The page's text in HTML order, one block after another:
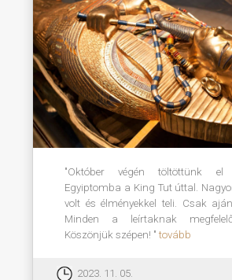
"Október végén töltöttünk
Egyiptomba a King Tut úttal.
volt és élményekkel teli. Csak
Minden a leírtaknak
Köszönjük szépen! " tovább
2023. 11. 05.